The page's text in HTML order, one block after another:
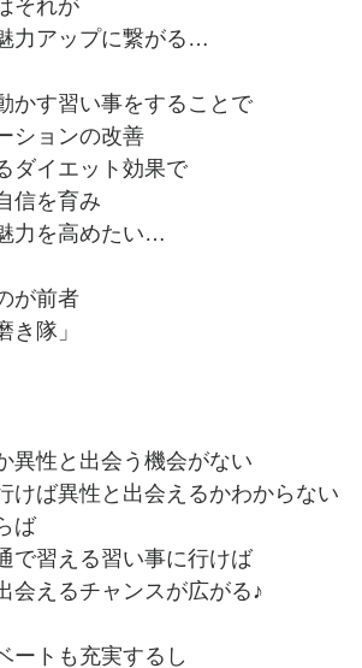
それが
力アップに繋がる…
かす習い事をすることで
ションの改善
ダイエット効果で
信を育み
力を高めたい…
が前者
き隊」
異性と出会う機会がない
けば異性と出会えるかわからない
ば
で習える習い事に行けば
会えるチャンスが広がる♪
ートも充実するし